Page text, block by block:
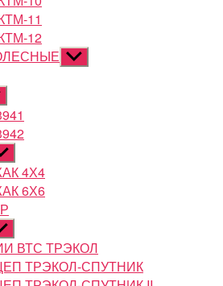
11
12
Показывать
подменю
4Х4
6Х6
ВТС ТРЭКОЛ
ТРЭКОЛ-СПУТНИК